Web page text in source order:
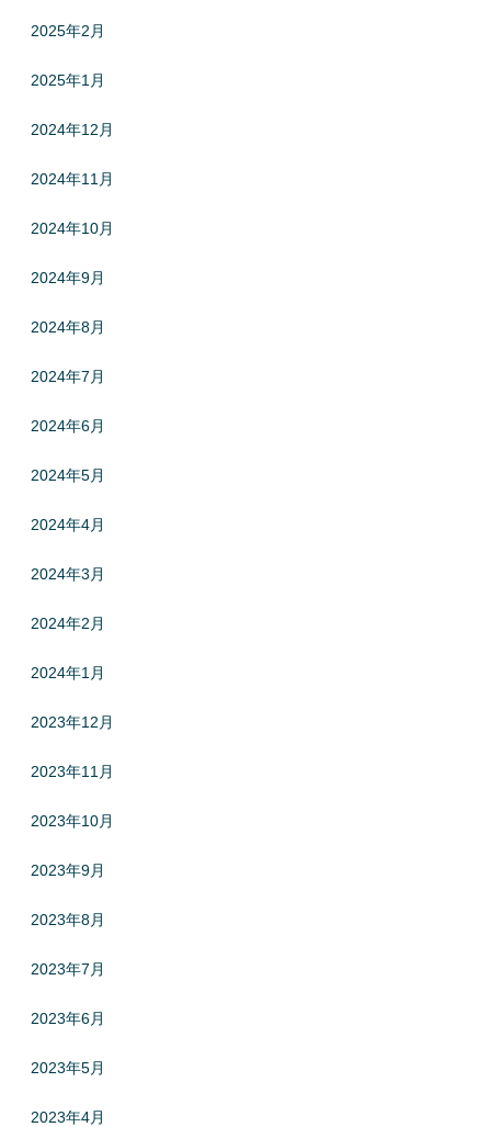
2025年2月
2025年1月
2024年12月
2024年11月
2024年10月
2024年9月
2024年8月
2024年7月
2024年6月
2024年5月
2024年4月
2024年3月
2024年2月
2024年1月
2023年12月
2023年11月
2023年10月
2023年9月
2023年8月
2023年7月
2023年6月
2023年5月
2023年4月